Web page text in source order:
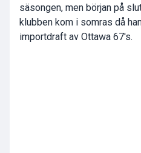
säsongen, men början på
klubben kom i somras då
importdraft av Ottawa 67's.